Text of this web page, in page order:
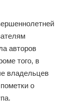
авторов
того, в
владельцев
о